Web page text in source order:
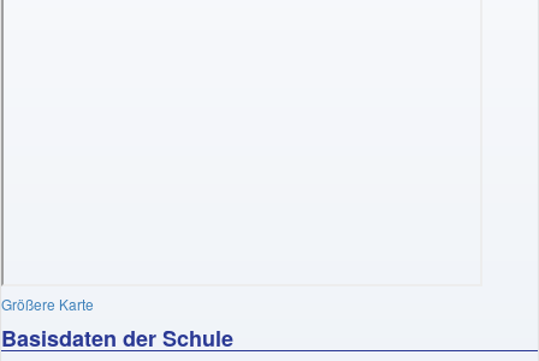
Größere Karte
Basisdaten der Schule